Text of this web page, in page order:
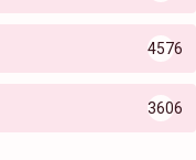
4576
3606